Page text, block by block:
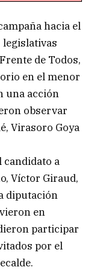
hacia el
de Todos,
en el menor
una acción
observar
Virasoro Goya
candidato a
Víctor Giraud,
diputación
en
participar
por el